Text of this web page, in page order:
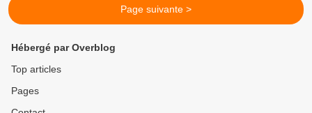
Page suivante >
Hébergé par Overblog
Top articles
Pages